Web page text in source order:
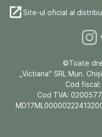
Site-ul oficial al
©Toate
„Victiana" SRL Mun.
Cod
Cod TVA: